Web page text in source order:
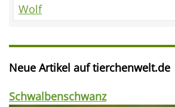
Wolf
Neue Artikel auf tierchenwelt.de
Schwalbenschwanz